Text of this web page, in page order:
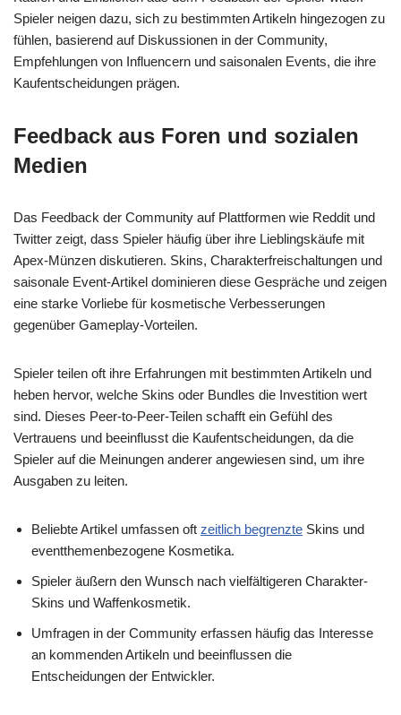
Spieler neigen dazu, sich zu bestimmten Artikeln hingezogen zu
fühlen, basierend auf Diskussionen in der Community,
Empfehlungen von Influencern und saisonalen Events, die ihre
Kaufentscheidungen prägen.
Feedback aus Foren und sozialen
Medien
Das Feedback der Community auf Plattformen wie Reddit und
Twitter zeigt, dass Spieler häufig über ihre Lieblingskäufe mit
Apex-Münzen diskutieren. Skins, Charakterfreischaltungen und
saisonale Event-Artikel dominieren diese Gespräche und zeigen
eine starke Vorliebe für kosmetische Verbesserungen
gegenüber Gameplay-Vorteilen.
Spieler teilen oft ihre Erfahrungen mit bestimmten Artikeln und
heben hervor, welche Skins oder Bundles die Investition wert
sind. Dieses Peer-to-Peer-Teilen schafft ein Gefühl des
Vertrauens und beeinflusst die Kaufentscheidungen, da die
Spieler auf die Meinungen anderer angewiesen sind, um ihre
Ausgaben zu leiten.
Beliebte Artikel umfassen oft zeitlich begrenzte Skins und
eventthemenbezogene Kosmetika.
Spieler äußern den Wunsch nach vielfältigeren Charakter-
Skins und Waffenkosmetik.
Umfragen in der Community erfassen häufig das Interesse
an kommenden Artikeln und beeinflussen die
Entscheidungen der Entwickler.